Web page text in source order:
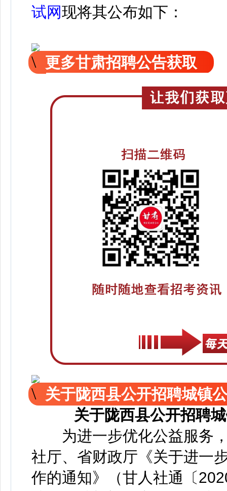
试网现将其公布如下：
更多甘肃招聘公告获取
关于陇西县公开招聘城镇
关于陇西县公开招聘
为进一步优化公益服务，
社厅、省财政厅《关于进一
作的通知》（甘人社通〔